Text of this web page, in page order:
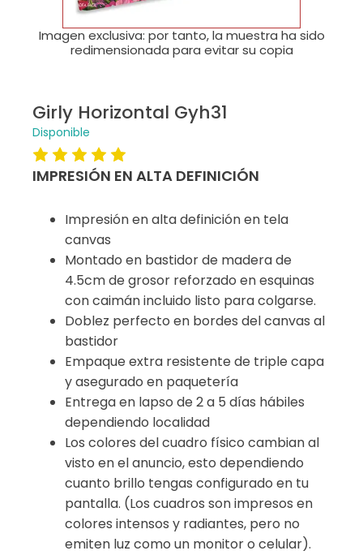
Imagen exclusiva: por tanto, la muestra ha sido
redimensionada para evitar su copia
Girly Horizontal Gyh31
Disponible
IMPRESIÓN EN ALTA DEFINICIÓN
Impresión en alta definición en tela
canvas
Montado en bastidor de madera de
4.5cm de grosor reforzado en esquinas
con caimán incluido listo para colgarse.
Doblez perfecto en bordes del canvas al
bastidor
Empaque extra resistente de triple capa
y asegurado en paquetería
Entrega en lapso de 2 a 5 días hábiles
dependiendo localidad
Los colores del cuadro físico cambian al
visto en el anuncio, esto dependiendo
cuanto brillo tengas configurado en tu
pantalla. (Los cuadros son impresos en
colores intensos y radiantes, pero no
emiten luz como un monitor o celular).